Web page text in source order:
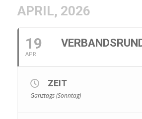
APRIL, 2026
19
APR
ZEIT
Ganztags (Sonntag)